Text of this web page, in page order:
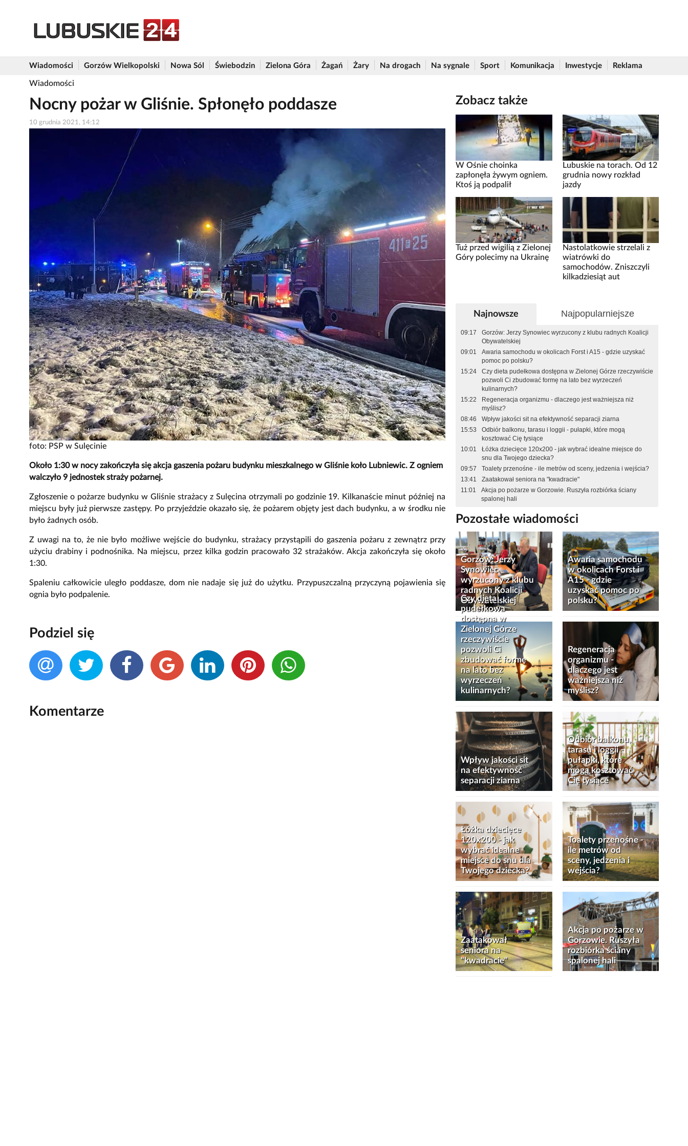
Wiadomości Gorzów Wielkopolski Nowa Sól Świebodzin Zielona Góra Żagań Żary Na drogach Na sygnale Sport Komunikacja Inwestycje Reklama
Wiadomości
Nocny pożar w Gliśnie. Spłonęło poddasze
10 grudnia 2021, 14:12
foto: PSP w Sulęcinie
Około 1:30 w nocy zakończyła się akcja gaszenia pożaru budynku mieszkalnego w Gliśnie koło Lubniewic. Z ogniem
walczyło 9 jednostek straży pożarnej.
Zgłoszenie o pożarze budynku w Gliśnie strażacy z Sulęcina otrzymali po godzinie 19. Kilkanaście minut później na
miejscu były już pierwsze zastępy. Po przyjeździe okazało się, że pożarem objęty jest dach budynku, a w środku nie
było żadnych osób.
Z uwagi na to, że nie było możliwe wejście do budynku, strażacy przystąpili do gaszenia pożaru z zewnątrz przy
użyciu drabiny i podnośnika. Na miejscu, przez kilka godzin pracowało 32 strażaków. Akcja zakończyła się około
1:30.
Spaleniu całkowicie uległo poddasze, dom nie nadaje się już do użytku. Przypuszczalną przyczyną pojawienia się
ognia było podpalenie.
Podziel się
Komentarze
Zobacz także
W Ośnie choinka
zapłonęła żywym ogniem.
Ktoś ją podpalił
Lubuskie na torach. Od 12
grudnia nowy rozkład
jazdy
Tuż przed wigilią z Zielonej
Góry polecimy na Ukrainę
Nastolatkowie strzelali z
wiatrówki do
samochodów. Zniszczyli
kilkadziesiąt aut
Najnowsze Najpopularniejsze
09:17
Gorzów: Jerzy Synowiec wyrzucony z klubu radnych Koalicji
Obywatelskiej
09:01
Awaria samochodu w okolicach Forst i A15 - gdzie uzyskać
pomoc po polsku?
15:24
Czy dieta pudełkowa dostępna w Zielonej Górze rzeczywiście
pozwoli Ci zbudować formę na lato bez wyrzeczeń
kulinarnych?
15:22
Regeneracja organizmu - dlaczego jest ważniejsza niż
myślisz?
08:46
Wpływ jakości sit na efektywność separacji ziarna
15:53
Odbiór balkonu, tarasu i loggii - pułapki, które mogą
kosztować Cię tysiące
10:01
Łóżka dziecięce 120x200 - jak wybrać idealne miejsce do
snu dla Twojego dziecka?
09:57
Toalety przenośne - ile metrów od sceny, jedzenia i wejścia?
13:41
Zaatakował seniora na "kwadracie"
11:01
Akcja po pożarze w Gorzowie. Ruszyła rozbiórka ściany
spalonej hali
Pozostałe wiadomości
Gorzów: Jerzy
Synowiec
wyrzucony z klubu
radnych Koalicji
Obywatelskiej
Awaria samochodu
w okolicach Forst i
A15 - gdzie
uzyskać pomoc po
polsku?
Czy dieta
pudełkowa
dostępna w
Zielonej Górze
rzeczywiście
pozwoli Ci
zbudować formę
na lato bez
wyrzeczeń
kulinarnych?
Regeneracja
organizmu -
dlaczego jest
ważniejsza niż
myślisz?
Wpływ jakości sit
na efektywność
separacji ziarna
Odbiór balkonu,
tarasu i loggii -
pułapki, które
mogą kosztować
Cię tysiące
Łóżka dziecięce
120x200 - jak
wybrać idealne
miejsce do snu dla
Twojego dziecka?
Toalety przenośne -
ile metrów od
sceny, jedzenia i
wejścia?
Zaatakował
seniora na
"kwadracie"
Akcja po pożarze w
Gorzowie. Ruszyła
rozbiórka ściany
spalonej hali